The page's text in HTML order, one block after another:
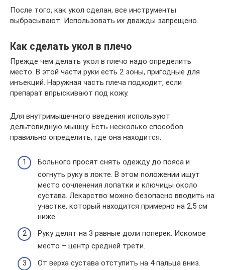
После того, как укол сделан, все инструменты
выбрасывают. Использовать их дважды запрещено.
Как сделать укол в плечо
Прежде чем делать укол в плечо надо определить
место. В этой части руки есть 2 зоны, пригодные для
инъекций. Наружная часть плеча подходит, если
препарат впрыскивают под кожу.
Для внутримышечного введения используют
дельтовидную мышцу. Есть несколько способов
правильно определить, где она находится:
Больного просят снять одежду до пояса и
согнуть руку в локте. В этом положении ищут
место сочленения лопатки и ключицы около
сустава. Лекарство можно безопасно вводить на
участке, который находится примерно на 2,5 см
ниже.
Руку делят на 3 равные доли поперек. Искомое
место – центр средней трети.
От верха сустава отступить на 4 пальца вниз.